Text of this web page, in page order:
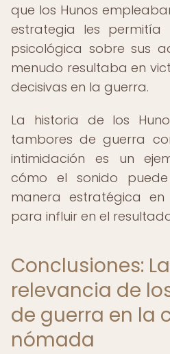
que los Hunos
estrategia les
psicológica sobre sus
menudo resultaba en
decisivas en la guerra.
La historia de los
tambores de guerra
intimidación es un
cómo el sonido
manera estratégica
para influir en el
Conclusiones:
relevancia de
de guerra en la
nómada